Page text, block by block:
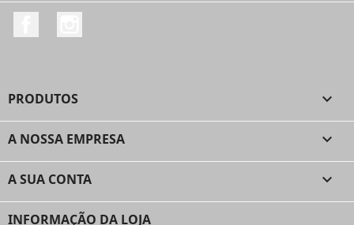
PRODUTOS 
A NOSSA EMPRESA 
A SUA CONTA 
INFORMAÇÃO DA LOJA